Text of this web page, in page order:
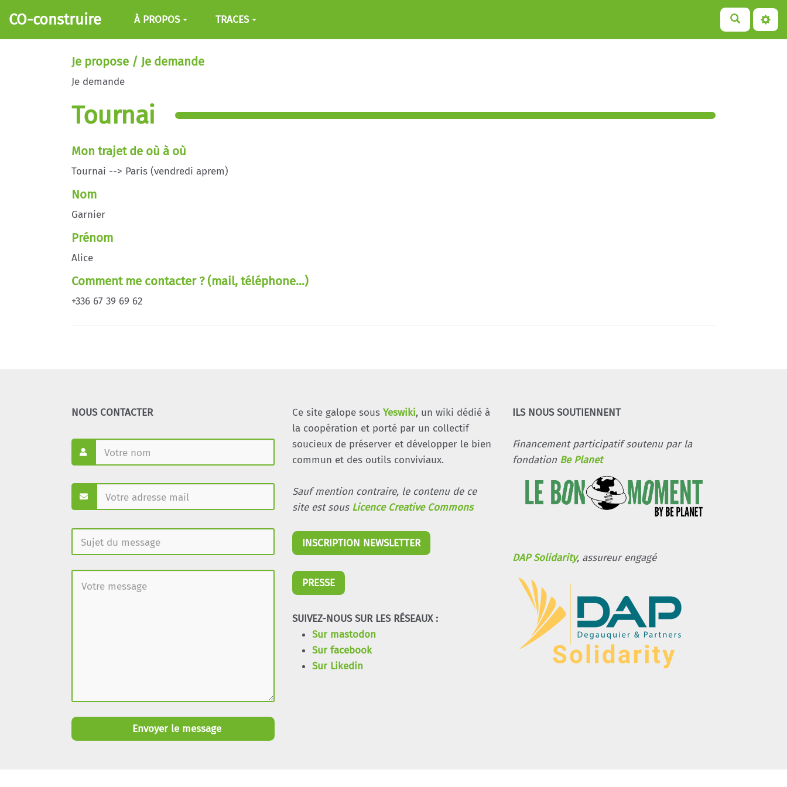
Aller au contenu principal
CO-construire À PROPOS TRACES
Je propose / Je demande
Je demande
Tournai
Mon trajet de où à où
Tournai --> Paris (vendredi aprem)
Nom
Garnier
Prénom
Alice
Comment me contacter ? (mail, téléphone...)
+336 67 39 69 62
NOUS CONTACTER
Envoyer le message
Ce site galope sous Yeswiki, un wiki dédié à
la coopération et porté par un collectif
soucieux de préserver et développer le bien
commun et des outils conviviaux.
Sauf mention contraire, le contenu de ce
site est sous Licence Creative Commons
INSCRIPTION NEWSLETTER
PRESSE
SUIVEZ-NOUS SUR LES RÉSEAUX :
Sur mastodon
Sur facebook
Sur Likedin
ILS NOUS SOUTIENNENT
Financement participatif soutenu par la
fondation Be Planet
DAP Solidarity, assureur engagé